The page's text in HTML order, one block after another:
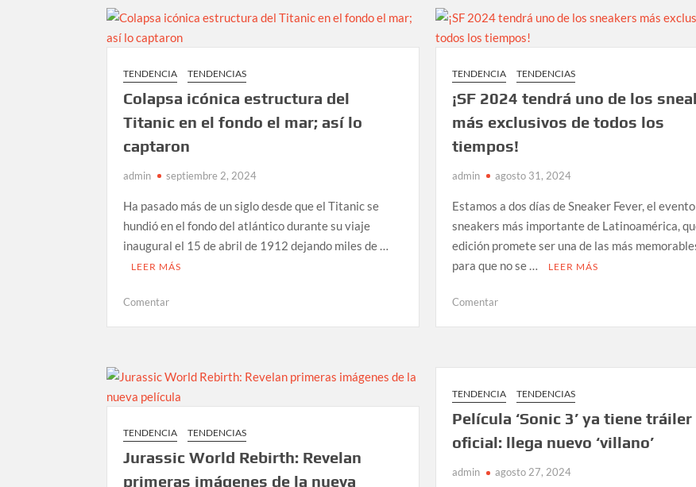
THE
BURGUER
todo
un
a
en
el
PARQUE
de
excelencia
en
el
de
la
de
el
WTC
TENDENCIA TENDENCIAS
Colapsa icónica estructura del
Titanic en el fondo el mar; así lo
captaron
admin septiembre 2, 2024
Ha pasado más de un siglo desde que el Titanic se
hundió en el fondo del atlántico durante su viaje
inaugural el 15 de abril de 1912 dejando miles de …
LEER MÁS
Comentaren
del
en
fondo
el
TENDENCIA TENDENCIAS
¡SF 2024 tendrá uno de los
más exclusivos de todos los
tiempos!
admin agosto 31, 2024
Estamos a dos días de Sneaker Fever, el
sneakers más importante de Latinoamérica,
edición promete ser una de las más
para que no se …
LEER MÁS
Comentaren
uno
de
los
sneakers
más
de
TENDENCIA TENDENCIAS
Jurassic World Rebirth: Revelan
primeras imágenes de la nueva
TENDENCIA TENDENCIAS
Película ‘Sonic 3’ ya tiene tráiler
oficial: llega nuevo ‘villano’
admin agosto 27, 2024